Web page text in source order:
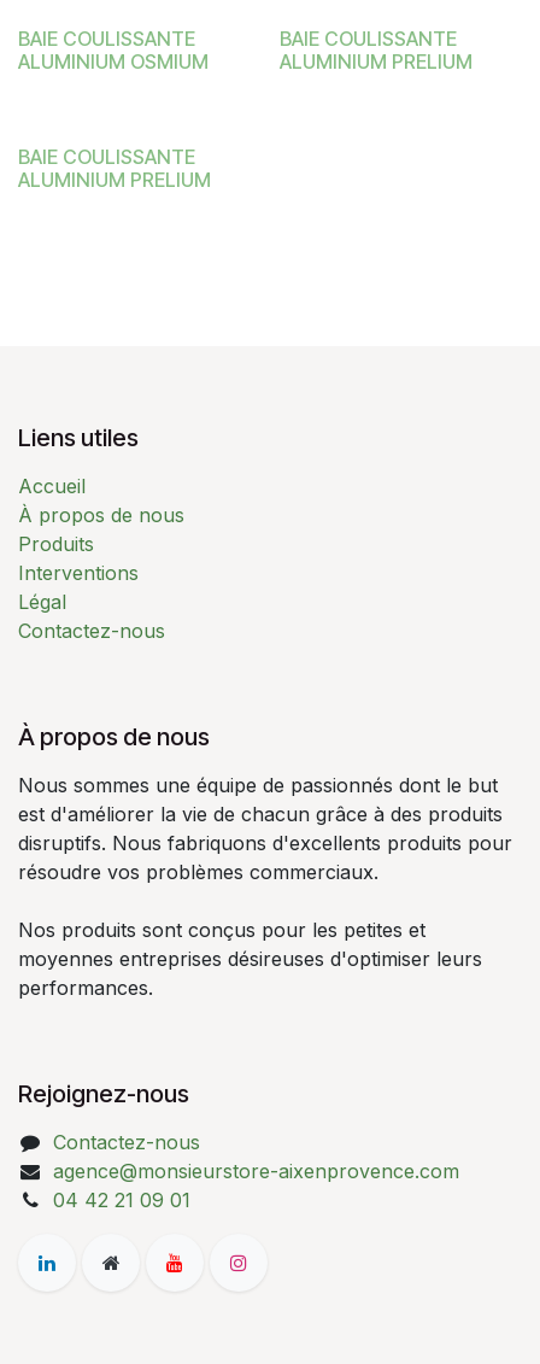
BAIE COULISSANTE
ALUMINIUM OSMIUM
BAIE COULISSANTE
ALUMINIUM PRELIUM
BAIE COULISSANTE
ALUMINIUM PRELIUM
Liens utiles
Accueil
À propos de nous
Produits
Interventions
Légal
Contactez-nous
À propos de nous
Nous sommes une équipe de passionnés dont le but
est d'améliorer la vie de chacun grâce à des produits
disruptifs. Nous fabriquons d'excellents produits pour
résoudre vos problèmes commerciaux.
Nos produits sont conçus pour les petites et
moyennes entreprises désireuses d'optimiser leurs
performances.
Rejoignez-nous
Contactez-nous
agence@monsieurstore-aixenprovence.com
04 42 21 09 01